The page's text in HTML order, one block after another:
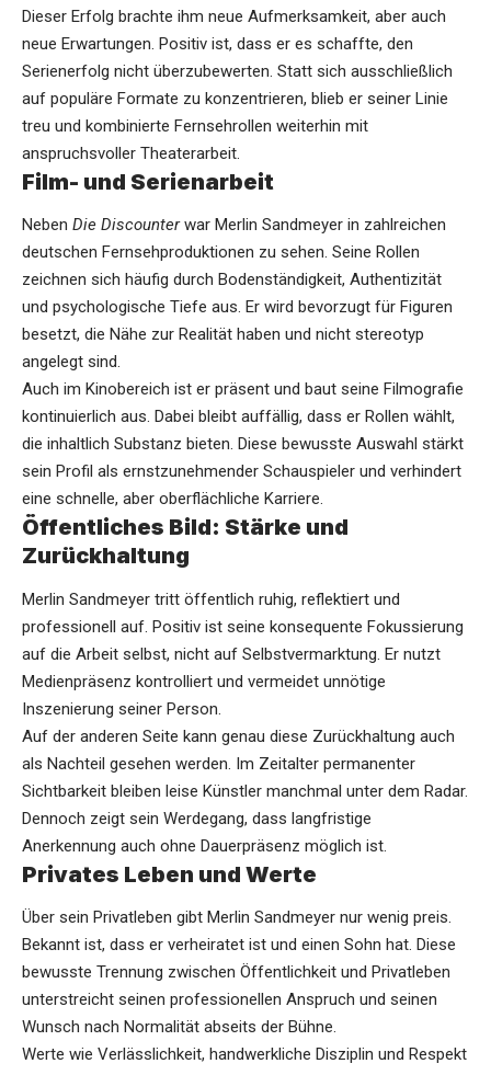
Dieser Erfolg brachte ihm neue Aufmerksamkeit, aber auch
neue Erwartungen. Positiv ist, dass er es schaffte, den
Serienerfolg nicht überzubewerten. Statt sich ausschließlich
auf populäre Formate zu konzentrieren, blieb er seiner Linie
treu und kombinierte Fernsehrollen weiterhin mit
anspruchsvoller Theaterarbeit.
Film- und Serienarbeit
Neben Die Discounterwar Merlin Sandmeyer in zahlreichen
deutschen Fernsehproduktionen zu sehen. Seine Rollen
zeichnen sich häufig durch Bodenständigkeit, Authentizität
und psychologische Tiefe aus. Er wird bevorzugt für Figuren
besetzt, die Nähe zur Realität haben und nicht stereotyp
angelegt sind.
Auch im Kinobereich ist er präsent und baut seine Filmografie
kontinuierlich aus. Dabei bleibt auffällig, dass er Rollen wählt,
die inhaltlich Substanz bieten. Diese bewusste Auswahl stärkt
sein Profil als ernstzunehmender Schauspieler und verhindert
eine schnelle, aber oberflächliche Karriere.
Öffentliches Bild: Stärke und
Zurückhaltung
Merlin Sandmeyer tritt öffentlich ruhig, reflektiert und
professionell auf. Positiv ist seine konsequente Fokussierung
auf die Arbeit selbst, nicht auf Selbstvermarktung. Er nutzt
Medienpräsenz kontrolliert und vermeidet unnötige
Inszenierung seiner Person.
Auf der anderen Seite kann genau diese Zurückhaltung auch
als Nachteil gesehen werden. Im Zeitalter permanenter
Sichtbarkeit bleiben leise Künstler manchmal unter dem Radar.
Dennoch zeigt sein Werdegang, dass langfristige
Anerkennung auch ohne Dauerpräsenz möglich ist.
Privates Leben und Werte
Über sein Privatleben gibt Merlin Sandmeyer nur wenig preis.
Bekannt ist, dass er verheiratet ist und einen Sohn hat. Diese
bewusste Trennung zwischen Öffentlichkeit und Privatleben
unterstreicht seinen professionellen Anspruch und seinen
Wunsch nach Normalität abseits der Bühne.
Werte wie Verlässlichkeit, handwerkliche Disziplin und Respekt